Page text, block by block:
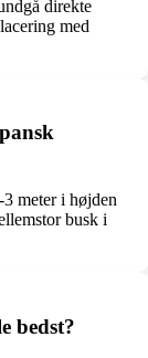
direkte
med
meter i højden
busk i
bedst?